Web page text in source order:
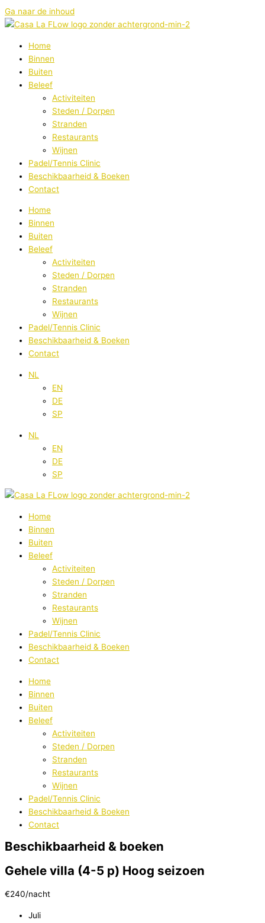
Ga naar de inhoud
Home
Binnen
Buiten
Beleef
Activiteiten
Steden / Dorpen
Stranden
Restaurants
Wijnen
Padel/Tennis Clinic
Beschikbaarheid & Boeken
Contact
Home
Binnen
Buiten
Beleef
Activiteiten
Steden / Dorpen
Stranden
Restaurants
Wijnen
Padel/Tennis Clinic
Beschikbaarheid & Boeken
Contact
NL
EN
DE
SP
NL
EN
DE
SP
Home
Binnen
Buiten
Beleef
Activiteiten
Steden / Dorpen
Stranden
Restaurants
Wijnen
Padel/Tennis Clinic
Beschikbaarheid & Boeken
Contact
Home
Binnen
Buiten
Beleef
Activiteiten
Steden / Dorpen
Stranden
Restaurants
Wijnen
Padel/Tennis Clinic
Beschikbaarheid & Boeken
Contact
Beschikbaarheid & boeken
Gehele villa (4-5 p) Hoog seizoen
€240/nacht
Juli